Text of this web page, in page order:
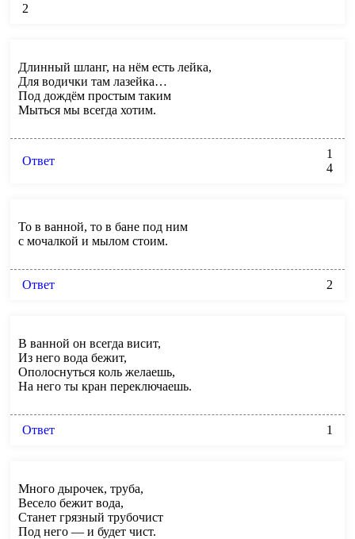
2
Длинный шланг, на нём есть лейка,
Для водички там лазейка…
Под дождём простым таким
Мыться мы всегда хотим.
Ответ
1
4
То в ванной, то в бане под ним
с мочалкой и мылом стоим.
Ответ 2
В ванной он всегда висит,
Из него вода бежит,
Ополоснуться коль желаешь,
На него ты кран переключаешь.
Ответ 1
Много дырочек, труба,
Весело бежит вода,
Станет грязный трубочист
Под него — и будет чист.